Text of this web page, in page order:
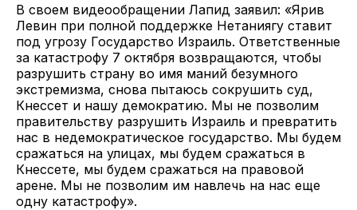
В своем видеообращении Лапид заявил: «Ярив
Левин при полной поддержке Нетаниягу ставит
под угрозу Государство Израиль. Ответственные
за катастрофу 7 октября возвращаются, чтобы
разрушить страну во имя маний безумного
экстремизма, снова пытаюсь сокрушить суд,
Кнессет и нашу демократию. Мы не позволим
правительству разрушить Израиль и превратить
нас в недемократическое государство. Мы будем
сражаться на улицах, мы будем сражаться в
Кнессете, мы будем сражаться на правовой
арене. Мы не позволим им навлечь на нас еще
одну катастрофу».